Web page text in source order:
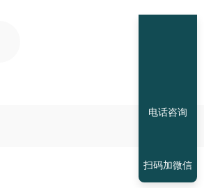
电话咨询
扫码加微信